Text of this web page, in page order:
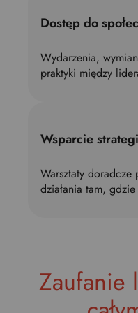
Dostęp do
Wydarzenia,
praktyki między
Wsparcie
Warsztaty doradcze
działania tam,
Zaufanie